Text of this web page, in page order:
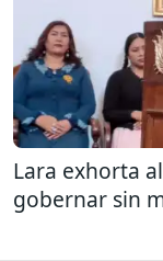
Lara exhorta
gobernar sin